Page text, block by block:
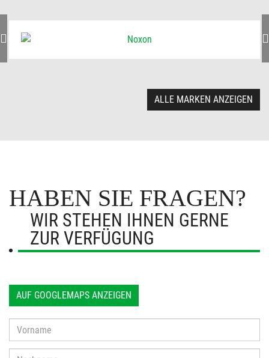
ALLE MARKEN ANZEIGEN
HABEN SIE FRAGEN?
WIR STEHEN IHNEN GERNE
ZUR VERFÜGUNG
AUF GOOGLEMAPS ANZEIGEN